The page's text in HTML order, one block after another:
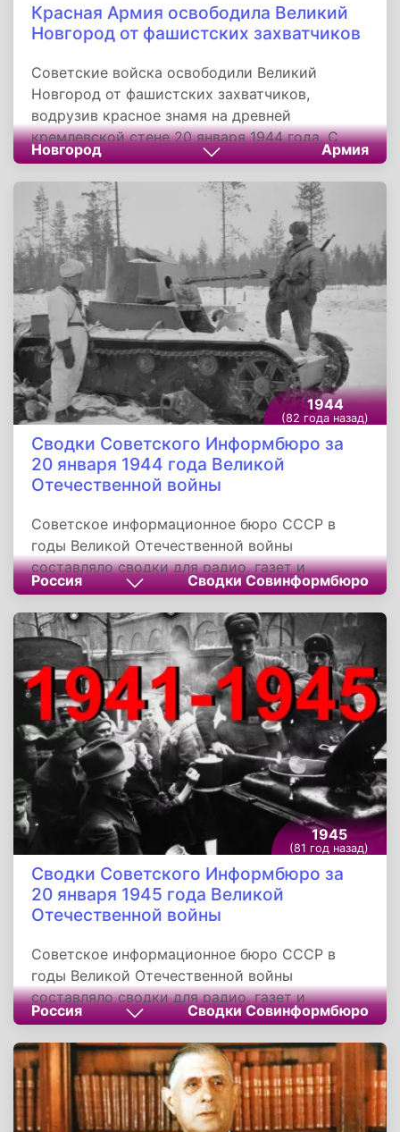
Красная Армия освободила Великий
Новгород от фашистских захватчиков
Советские войска освободили Великий
Новгород от фашистских захватчиков,
водрузив красное знамя на древней
кремлевской стене 20 января 1944 года. С
освобождения древнего русского города в
результате Новгородско-Лужской операции
началась окончательное снятие блокады
Ленинграда, мощное контрнаступление по
всему Северо-Западному направлению. После
разгрома фашистов под Новгородом всем
стало окончательно ясно: к Москве враг не
пройдет.
Новгород Армия
1944
(82 года назад)
Сводки Советского Информбюро за
20 января 1944 года Великой
Отечественной войны
Советское информационное бюро СССР в
годы Великой Отечественной войны
составляло сводки для радио, газет и
журналов о положении на фронтах, работе
тыла, о партизанском движении,
информируя...
Россия Сводки Совинформбюро
1945
(81 год назад)
Сводки Советского Информбюро за
20 января 1945 года Великой
Отечественной войны
Советское информационное бюро СССР в
годы Великой Отечественной войны
составляло сводки для радио, газет и
журналов о положении на фронтах, работе
тыла, о партизанском движении,
информируя...
Россия Сводки Совинформбюро